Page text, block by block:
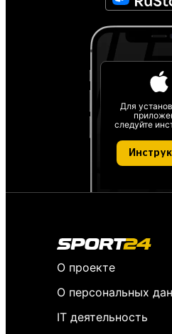
Для
следуйте
О проекте
О персональных
IT деятельность